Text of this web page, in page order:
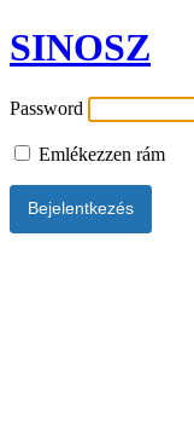
SINOSZ
Password
Emlékezzen rám